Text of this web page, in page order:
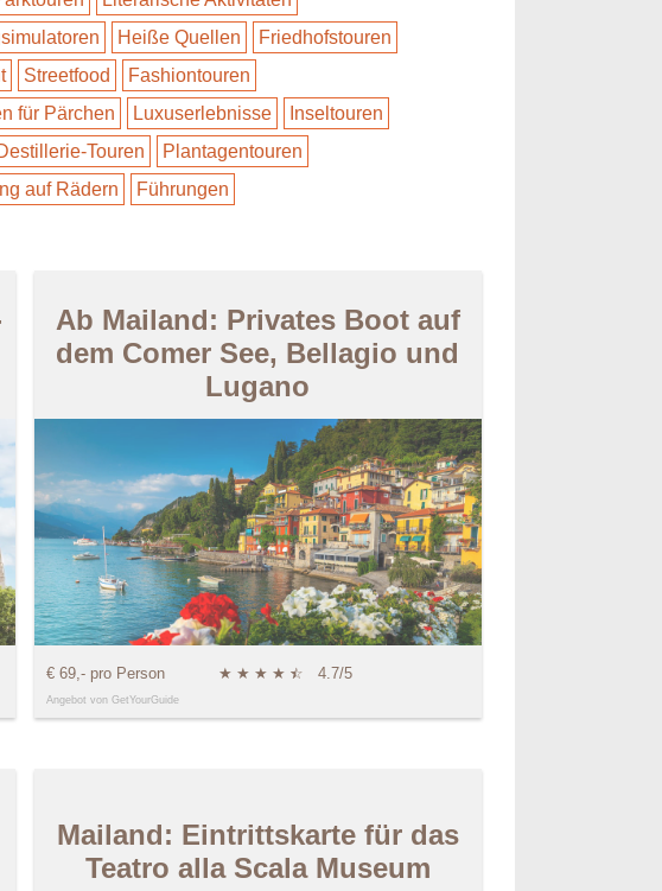
Heiße Quellen
Friedhofstouren
Streetfood
Fashiontouren
für Pärchen Luxuserlebnisse
Inseltouren
Touren
Plantagentouren
auf Rädern
Führungen
Ab Mailand: Privates Boot auf
dem Comer See, Bellagio und
Lugano
€ 69,- pro Person ★ ★ ★ ★ ★
☆ 4.7/5
Angebot von GetYourGuide
Mailand: Eintrittskarte für das
Teatro alla Scala Museum